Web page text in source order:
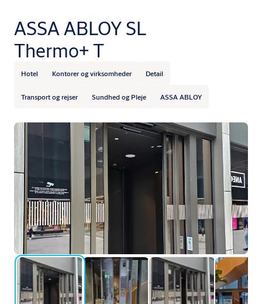
ASSA ABLOY SL
Thermo+ T
Hotel Kontorer og virksomheder Detail
Transport og rejser Sundhed og Pleje ASSA ABLOY